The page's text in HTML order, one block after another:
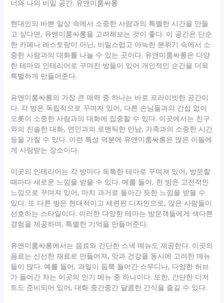
너와 나의 비밀 공간: 유앤미룸싸롱
현대인의 바쁜 일상 속에서 소중한 사람과의 특별한 시간을 만들
고 싶다면, 유앤미룸싸롱을 고려해보는 것이 좋다. 이 공간은 단순
한 카페나 레스토랑이 아닌, 비밀스럽고 아늑한 분위기 속에서 소
중한 사람과의 대화를 나눌 수 있는 곳이다. 유앤미룸싸롱은 다양
한 테마와 인테리어로 꾸며진 방들이 있어 개인적인 순간을 더욱
특별하게 만들어준다.
유앤미룸싸롱의 가장 큰 매력 중 하나는 바로 프라이빗한 공간이
다. 각 방은 독립적으로 꾸며져 있어, 다른 손님들과의 간섭 없이
오롯이 소중한 사람과의 대화에 집중할 수 있다. 이곳에서는 친구
와의 진솔한 대화, 연인과의 로맨틱한 만남, 가족과의 소중한 시간
등을 가질 수 있다. 이런 특성 덕분에 유앤미룸싸롱은 많은 이들에
게 사랑받는 장소이다.
이곳의 인테리어는 각 방마다 독특한 테마로 꾸며져 있어, 방문할
때마다 새로운 느낌을 받을 수 있다. 예를 들어, 한 방은 고전적인
느낌으로 꾸며져 있어, 마치 과거로 돌아간 듯한 느낌을 받을 수
있다. 또 다른 방은 현대적이고 세련된 디자인으로, 많은 사람들이
선호하는 스타일이다. 이러한 다양한 테마는 방문객들에게 색다른
경험을 제공하며, 특별한 기억을 만들어준다.
유앤미룸싸롱에서는 음료와 간단한 스낵 메뉴도 제공한다. 이곳의
음료는 신선한 재료로 만들어져, 맛과 건강을 동시에 고려한 메뉴
들이 많다. 예를 들어, 과일이 듬뿍 들어간 스무디나, 다양한 허브
가 들어간 차는 이곳의 인기 메뉴 중 하나이다. 또한, 간단한 디저
트도 준비되어 있어, 대화 중간중간 달콤한 간식을 즐길 수 있다.